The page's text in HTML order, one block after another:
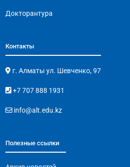
Докторантура
Контакты
г. Алматы ул. Шевченко, 97
+7 707 888 1931
info@alt.edu.kz
Полезные ссылки